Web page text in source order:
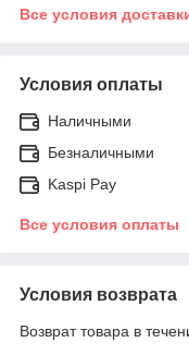
Все условия
Условия оплаты
Наличными
Безналичными
Kaspi Pay
Все условия оплаты
Условия возврата
Возврат товара в